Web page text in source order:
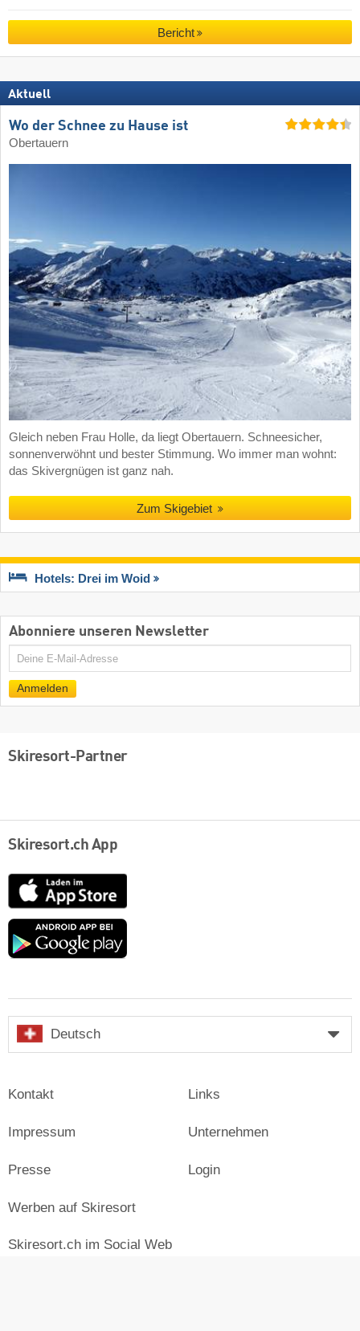
Bericht
Aktuell
Wo der Schnee zu Hause ist
Obertauern
Gleich neben Frau Holle, da liegt Obertauern. Schneesicher,
sonnenverwöhnt und bester Stimmung. Wo immer man wohnt:
das Skivergnügen ist ganz nah.
Zum Skigebiet
Hotels: Drei im Woid
Abonniere unseren Newsletter
E-
Anmelden
Skiresort-Partner
Skiresort.ch App
App
Store
Google
Deutsch
Kontakt
Impressum
Presse
Links
Unternehmen
Login
Werben auf Skiresort
Skiresort.ch im Social Web